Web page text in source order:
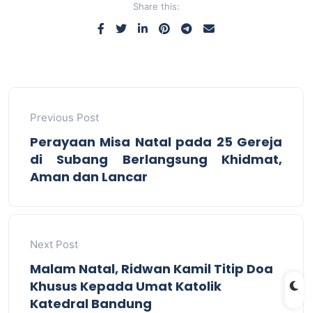
Share this:
Previous Post
Perayaan Misa Natal pada 25 Gereja
di Subang Berlangsung Khidmat,
Aman dan Lancar
Next Post
Malam Natal, Ridwan Kamil Titip Doa
Khusus Kepada Umat Katolik
Katedral Bandung